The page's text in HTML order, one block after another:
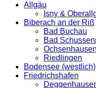
Allgäu
Isny &
Biberach an der Riß
Bad Buchau
Bad
Ochsenhausen
Riedlingen
Bodensee (westlich)
Friedrichshafen
Deggenhauser